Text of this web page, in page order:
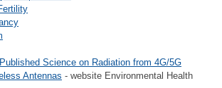
Science on Radiation from 4G/5G
Antennas - website Environmental Health